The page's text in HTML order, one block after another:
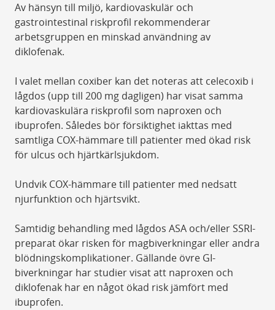
Av hänsyn till miljö, kardiovaskulär och
gastrointestinal riskprofil rekommenderar
arbetsgruppen en minskad användning av
diklofenak.
I valet mellan coxiber kan det noteras att celecoxib i
lågdos (upp till 200 mg dagligen) har visat samma
kardiovaskulära riskprofil som naproxen och
ibuprofen. Således bör försiktighet iakttas med
samtliga COX-hämmare till patienter med ökad risk
för ulcus och hjärtkärlsjukdom.
Undvik COX-hämmare till patienter med nedsatt
njurfunktion och hjärtsvikt.
Samtidig behandling med lågdos ASA och/eller SSRI-
preparat ökar risken för magbiverkningar eller andra
blödningskomplikationer. Gällande övre GI-
biverkningar har studier visat att naproxen och
diklofenak har en något ökad risk jämfört med
ibuprofen.